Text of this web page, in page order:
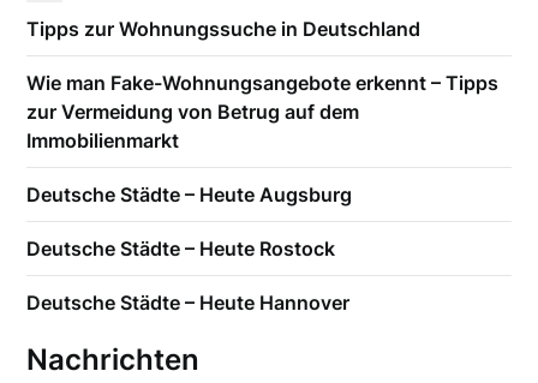
Tipps zur Wohnungssuche in Deutschland
Wie man Fake-Wohnungsangebote erkennt – Tipps
zur Vermeidung von Betrug auf dem
Immobilienmarkt
Deutsche Städte – Heute Augsburg
Deutsche Städte – Heute Rostock
Deutsche Städte – Heute Hannover
Nachrichten